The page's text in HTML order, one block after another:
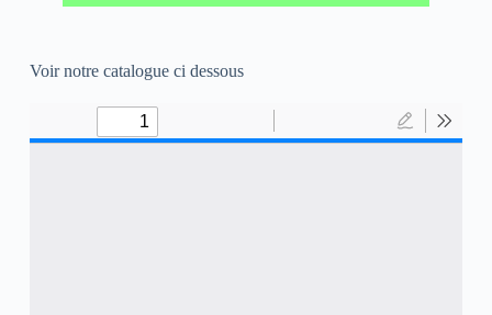
Voir notre catalogue ci dessous